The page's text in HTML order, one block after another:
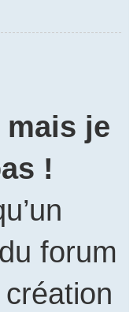
mais je
!
forum